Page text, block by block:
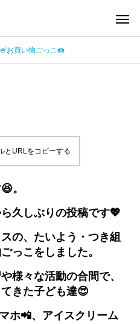
🍧お買い物ごっこ🍩
とURLをコピーする
。
久しぶりの投稿です💖
の、たいよう・つき組
っこをしました。
様々な活動の合間で、
きた子ども達😍
ホ📲、アイスクリーム